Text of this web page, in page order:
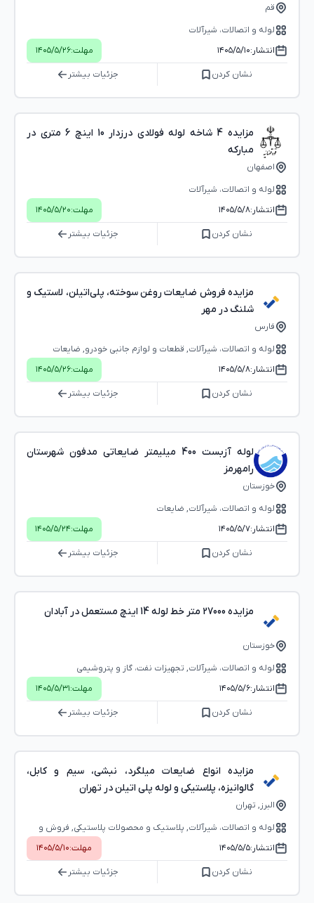
قم
لوله و اتصالات، شیرآلات
انتشار:۱۴۰۵/۵/۱۰ مهلت:۱۴۰۵/۵/۲۶
نشان کردن جزئیات بیشتر
مزایده 4 شاخه لوله فولادی درزدار 10 اینچ 6 متری در
مبارکه
اصفهان
لوله و اتصالات، شیرآلات
انتشار:۱۴۰۵/۵/۸ مهلت:۱۴۰۵/۵/۲۰
نشان کردن جزئیات بیشتر
مزایده فروش ضایعات روغن سوخته، پلی‌اتیلن، لاستیک و
شلنگ در مهر
فارس
لوله و اتصالات، شیرآلات, قطعات و لوازم جانبی خودرو, ضایعات
انتشار:۱۴۰۵/۵/۸ مهلت:۱۴۰۵/۵/۲۶
نشان کردن جزئیات بیشتر
لوله آزبست 400 میلیمتر ضایعاتی مدفون شهرستان
رامهرمز
خوزستان
لوله و اتصالات، شیرآلات, ضایعات
انتشار:۱۴۰۵/۵/۷ مهلت:۱۴۰۵/۵/۲۴
نشان کردن جزئیات بیشتر
مزایده 27000 متر خط لوله 14 اینچ مستعمل در آبادان
خوزستان
لوله و اتصالات، شیرآلات, تجهیزات نفت، گاز و پتروشیمی
انتشار:۱۴۰۵/۵/۶ مهلت:۱۴۰۵/۵/۳۱
نشان کردن جزئیات بیشتر
مزایده انواع ضایعات میلگرد، نبشی، سیم و کابل،
گالوانیزه، پلاستیکی و لوله پلی اتیلن در تهران
البرز, تهران
لوله و اتصالات، شیرآلات, پلاستیک و محصولات پلاستیکی, فروش و
اجاره اماکن مسکونی (ملک و ساختمان), صنایع فلزی، آهن‌آلات و
تجهیزات, ضایعات, تجهیزات و لوازم الکترونیکی و الکتریکی, ابزارآلات و
مصالح ساختمانی
انتشار:۱۴۰۵/۵/۵ مهلت:۱۴۰۵/۵/۱۰
نشان کردن جزئیات بیشتر